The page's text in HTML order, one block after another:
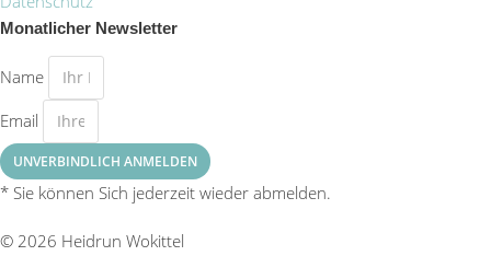
Monatlicher Newsletter
Name
Email
UNVERBINDLICH ANMELDEN
* Sie können Sich jederzeit wieder abmelden.
© 2026 Heidrun Wokittel